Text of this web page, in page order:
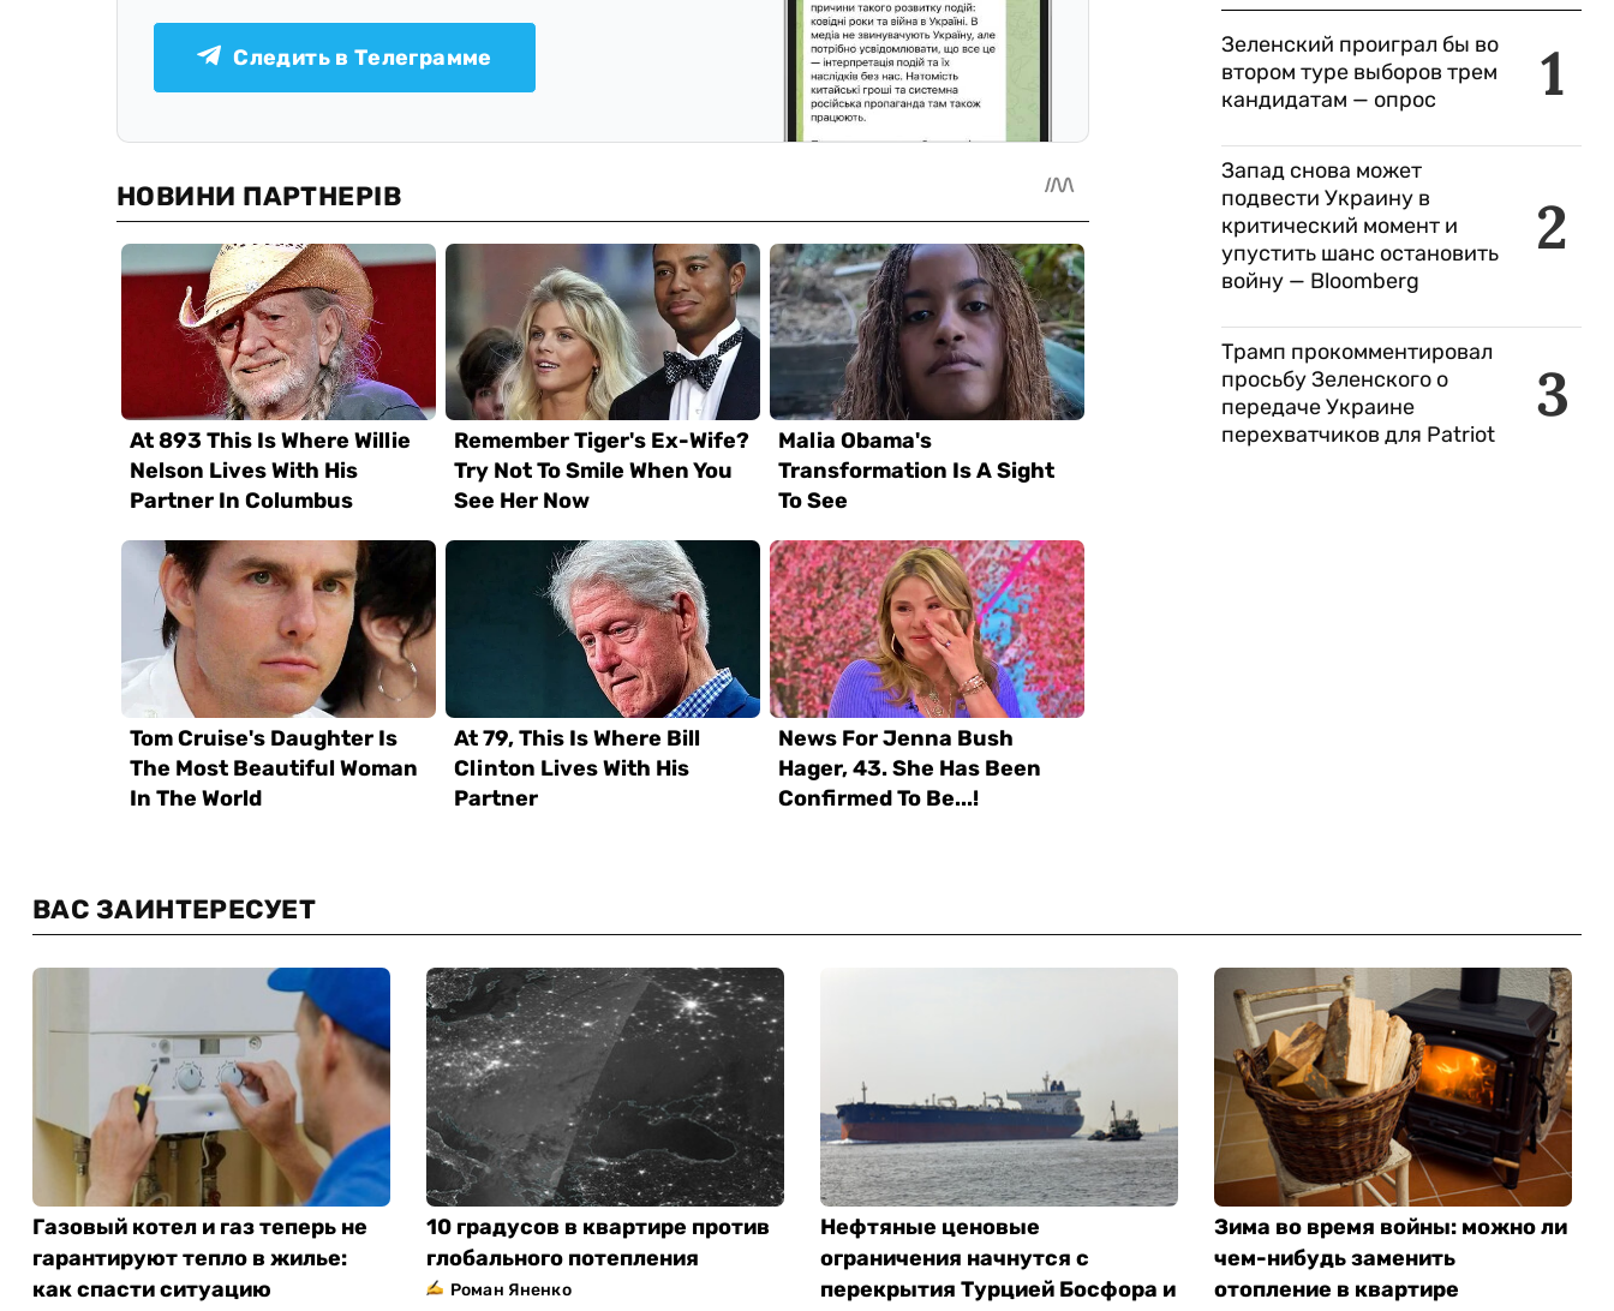
Следить в Телеграмме 1
Зеленский проиграл бы во
втором туре выборов трем
кандидатам — опрос
2
Запад снова может
подвести Украину в
критический момент и
упустить шанс остановить
войну — Bloomberg
3
Трамп прокомментировал
просьбу Зеленского о
передаче Украине
перехватчиков для Patriot
ВАС ЗАИНТЕРЕСУЕТ
Газовый котел и газ теперь не
гарантируют тепло в жилье:
как спасти ситуацию
10 градусов в квартире против
глобального потепления
Роман Яненко
Нефтяные ценовые
ограничения начнутся с
перекрытия Турцией Босфора и
Зима во время войны: можно ли
чем-нибудь заменить
отопление в квартире